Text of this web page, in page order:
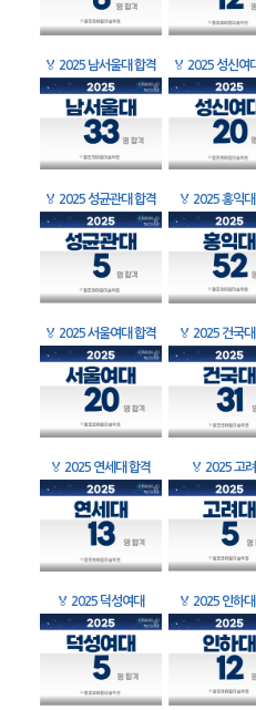
🏅 2025 남서울대 합격 🏅 2025 성신여
🏅 2025 성균관대 합격 🏅 2025 홍익
🏅 2025 서울여대 합격 🏅 2025 건국
🏅 2025 연세대 합격 🏅 2025 고
🏅 2025 덕성여대 🏅 2025 인하